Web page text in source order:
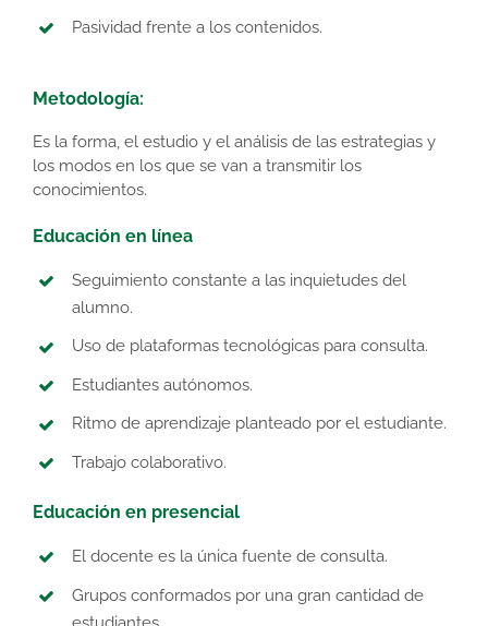
Pasividad frente a los contenidos.
Metodología:
Es la forma, el estudio y el análisis de las estrategias y
los modos en los que se van a transmitir los
conocimientos.
Educación en línea
Seguimiento constante a las inquietudes del
alumno.
Uso de plataformas tecnológicas para consulta.
Estudiantes autónomos.
Ritmo de aprendizaje planteado por el estudiante.
Trabajo colaborativo.
Educación en presencial
El docente es la única fuente de consulta.
Grupos conformados por una gran cantidad de